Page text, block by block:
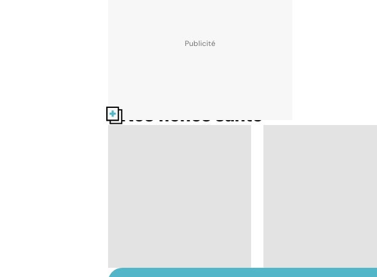
Nos fiches santé